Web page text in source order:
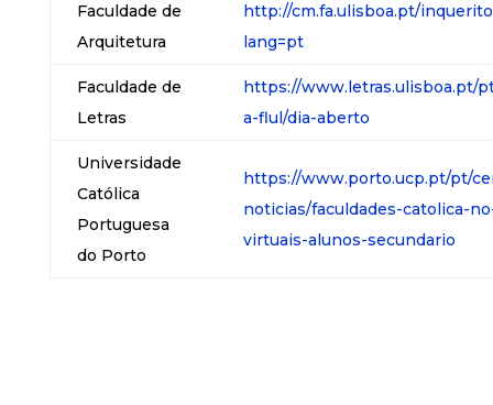
Faculdade de
Arquitetura
http://cm.fa.ulisboa.pt/
lang=pt
Faculdade de
Letras
https://www.letras.ulisboa.pt/
a-flul/dia-aberto
Universidade
Católica
Portuguesa
do Porto
https://www.porto.ucp.pt/pt/
noticias/faculdades-catolica-
virtuais-alunos-secundario